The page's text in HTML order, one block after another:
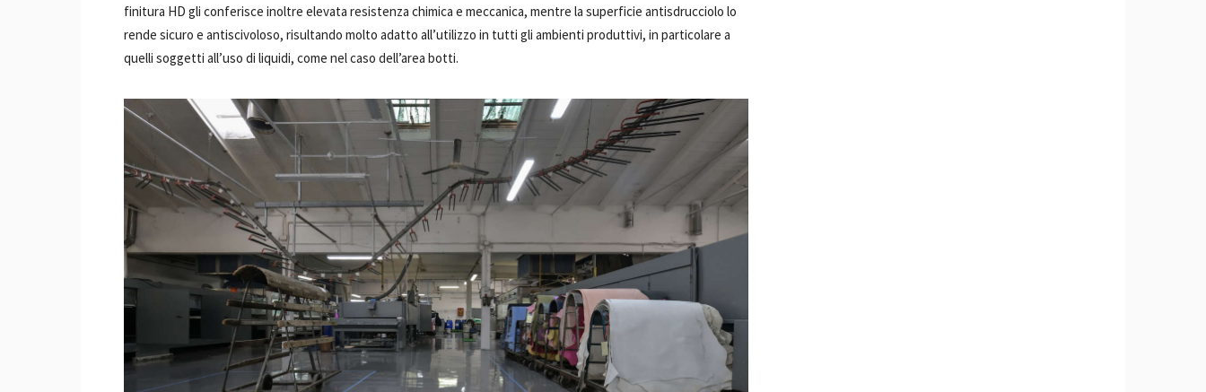
finitura HD gli conferisce inoltre elevata resistenza chimica e meccanica, mentre la superficie antisdrucciolo lo
rende sicuro e antiscivoloso, risultando molto adatto all’utilizzo in tutti gli ambienti produttivi, in particolare a
quelli soggetti all’uso di liquidi, come nel caso dell’area botti.